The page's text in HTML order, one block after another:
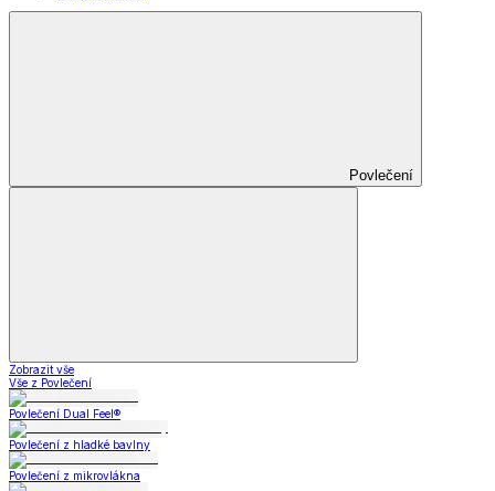
Povlečení
Zobrazit vše
Vše z Povlečení
Povlečení Dual Feel®
Povlečení z hladké bavlny
Povlečení z mikrovlákna